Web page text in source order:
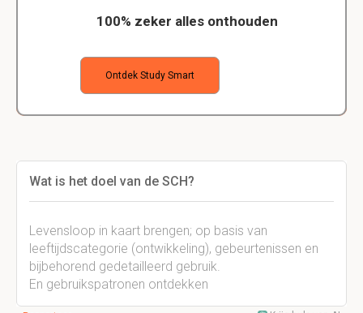
100% zeker alles onthouden
Ontdek Study Smart
Wat is het doel van de SCH?
Levensloop in kaart brengen; op basis van
leeftijdscategorie (ontwikkeling), gebeurtenissen en
bijbehorend gedetailleerd gebruik.
En gebruikspatronen ontdekken